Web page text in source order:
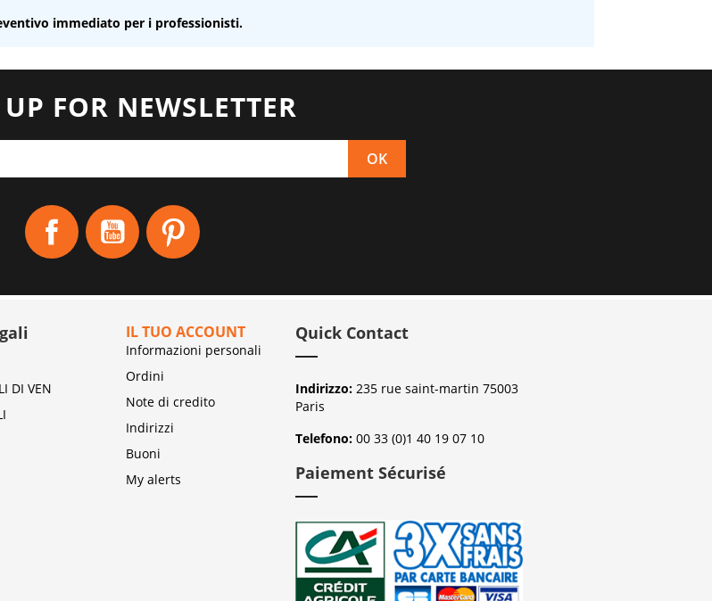
immediato per i professionisti.
FOR NEWSLETTER
Facebook YouTube
DI VEN
IL TUO ACCOUNT
Informazioni personali
Ordini
Note di credito
Indirizzi
Buoni
My alerts
Quick Contact
Indirizzo: 235 rue saint-martin 75003
Paris
Telefono: 00 33 (0)1 40 19 07 10
Paiement Sécurisé